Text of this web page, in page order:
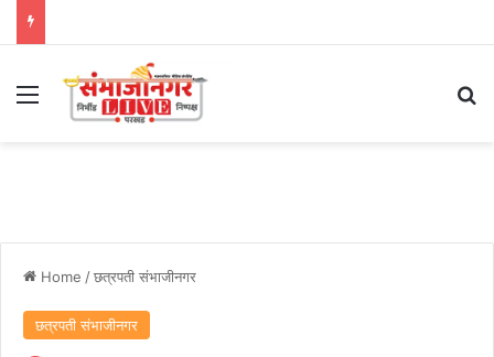
Menu
Home /छत्रपती संभाजीनगर
छत्रपती संभाजीनगर